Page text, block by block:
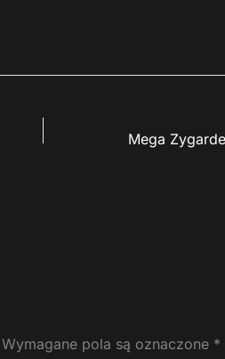
Wymagane pola są oznaczone *